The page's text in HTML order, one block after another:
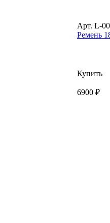
Арт. L-
Ремень
Купить
6900 ₽